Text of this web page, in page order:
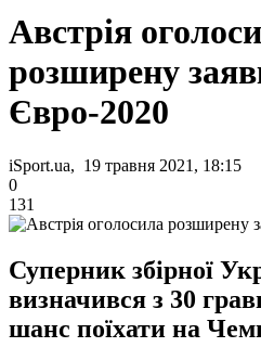
Австрія
розширену
Євро-2020
iSport.ua, 19 травня 2021, 18:15
0
131
Суперник збірної
визначився з 30
шанс поїхати на